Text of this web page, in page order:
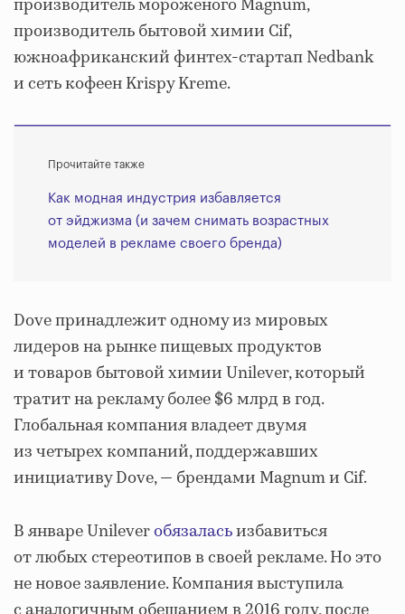
производитель мороженого Magnum,
производитель бытовой химии Cif,
южноафриканский финтех-стартап Nedbank
и сеть кофеен Krispy Kreme.
Прочитайте также
Как модная индустрия избавляется
от эйджизма (и зачем снимать возрастных
моделей в рекламе своего бренда)
Dove принадлежит одному из мировых
лидеров на рынке пищевых продуктов
и товаров бытовой химии Unilever, который
тратит на рекламу более $6 млрд в год.
Глобальная компания владеет двумя
из четырех компаний, поддержавших
инициативу Dove, — брендами Magnum и Cif.
В январе Unileverобязаласьизбавиться
от любых стереотипов в своей рекламе. Но это
не новое заявление. Компания выступила